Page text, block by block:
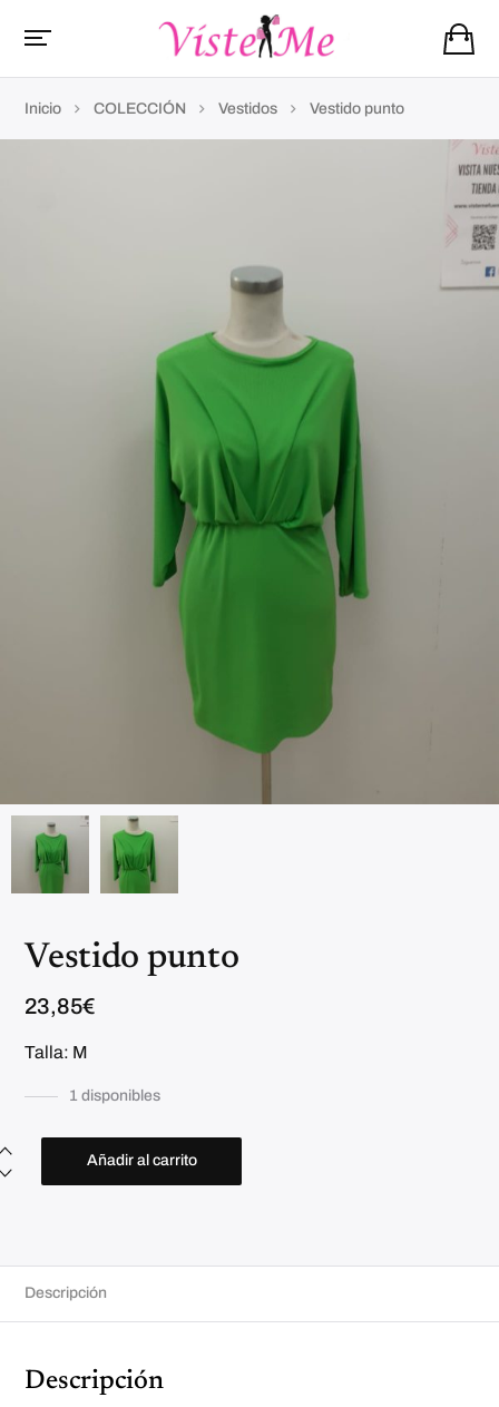
Inicio COLECCIÓN Vestidos Vestido punto
Vestido punto
23,85€
Talla: M
1 disponibles
u
n
t
i
Añadir al carrito
Descripción
Descripción